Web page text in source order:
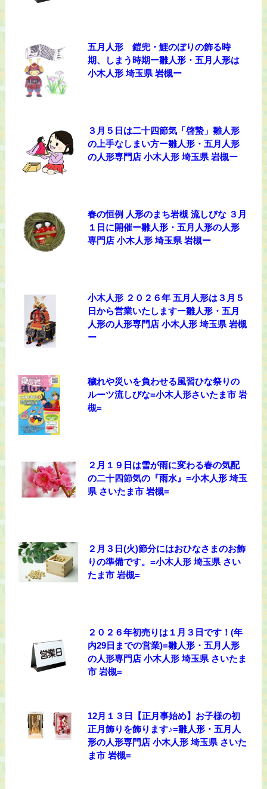
五月人形 鎧兜・鯉のぼりの飾る時
期、しまう時期ー雛人形・五月人形は
小木人形 埼玉県 岩槻ー
３月５日は二十四節気「啓蟄」雛人形
の上手なしまい方ー雛人形・五月人形
の人形専門店 小木人形 埼玉県 岩槻ー
春の恒例 人形のまち岩槻 流しびな ３月
１日に開催ー雛人形・五月人形の人形
専門店 小木人形 埼玉県 岩槻ー
小木人形 ２０２６年 五月人形は３月５
日から営業いたしますー雛人形・五月
人形の人形専門店 小木人形 埼玉県 岩槻
ー
穢れや災いを負わせる風習ひな祭りの
ルーツ流しびな=小木人形さいたま市 岩
槻=
２月１９日は雪が雨に変わる春の気配
の二十四節気の『雨水』=小木人形 埼玉
県 さいたま市 岩槻=
２月３日(火)節分にはおひなさまのお飾
りの準備です。=小木人形 埼玉県 さい
たま市 岩槻=
２０２６年初売りは１月３日です！(年
内29日までの営業)=雛人形・五月人形
の人形専門店 小木人形 埼玉県 さいたま
市 岩槻=
12月１３日【正月事始め】お子様の初
正月飾りを飾ります♪=雛人形・五月人
形の人形専門店 小木人形 埼玉県 さいた
ま市 岩槻=